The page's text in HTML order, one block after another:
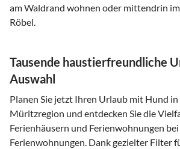
am Waldrand wohnen oder mittendrin
Röbel.
Tausende haustierfreundliche
Auswahl
Planen Sie jetzt Ihren Urlaub mit Hund
Müritzregion und entdecken Sie die
Ferienhäusern und Ferienwohnungen
Ferienwohnungen. Dank gezielter Filter